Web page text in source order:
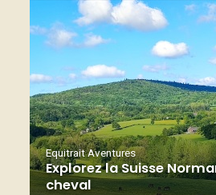
Equitrait Aventures
Explorez la Suisse
cheval